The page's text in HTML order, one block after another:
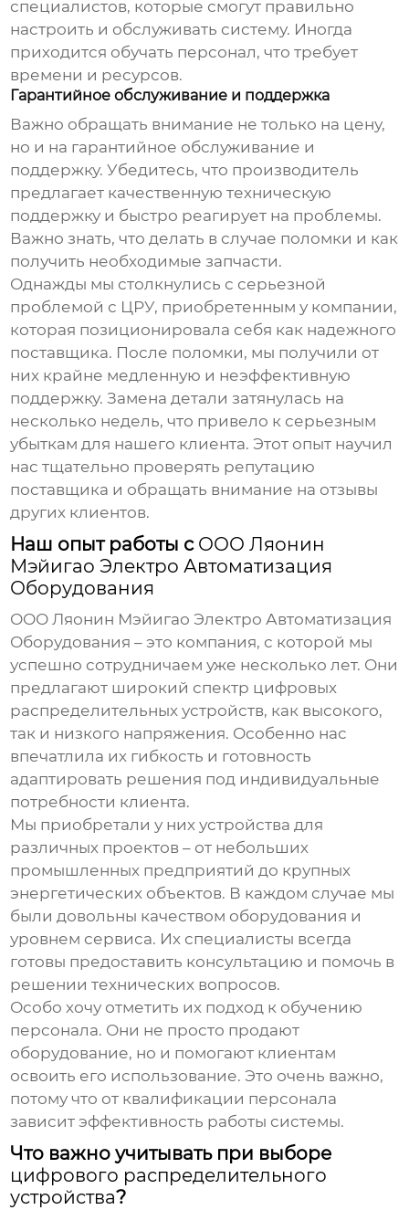
специалистов, которые смогут правильно
настроить и обслуживать систему. Иногда
приходится обучать персонал, что требует
времени и ресурсов.
Гарантийное обслуживание и поддержка
Важно обращать внимание не только на цену,
но и на гарантийное обслуживание и
поддержку. Убедитесь, что производитель
предлагает качественную техническую
поддержку и быстро реагирует на проблемы.
Важно знать, что делать в случае поломки и как
получить необходимые запчасти.
Однажды мы столкнулись с серьезной
проблемой с ЦРУ, приобретенным у компании,
которая позиционировала себя как надежного
поставщика. После поломки, мы получили от
них крайне медленную и неэффективную
поддержку. Замена детали затянулась на
несколько недель, что привело к серьезным
убыткам для нашего клиента. Этот опыт научил
нас тщательно проверять репутацию
поставщика и обращать внимание на отзывы
других клиентов.
Наш опыт работы с ООО Ляонин
Мэйигао Электро Автоматизация
Оборудования
ООО Ляонин Мэйигао Электро Автоматизация
Оборудования – это компания, с которой мы
успешно сотрудничаем уже несколько лет. Они
предлагают широкий спектр цифровых
распределительных устройств, как высокого,
так и низкого напряжения. Особенно нас
впечатлила их гибкость и готовность
адаптировать решения под индивидуальные
потребности клиента.
Мы приобретали у них устройства для
различных проектов – от небольших
промышленных предприятий до крупных
энергетических объектов. В каждом случае мы
были довольны качеством оборудования и
уровнем сервиса. Их специалисты всегда
готовы предоставить консультацию и помочь в
решении технических вопросов.
Особо хочу отметить их подход к обучению
персонала. Они не просто продают
оборудование, но и помогают клиентам
освоить его использование. Это очень важно,
потому что от квалификации персонала
зависит эффективность работы системы.
Что важно учитывать при выборе
цифрового распределительного
устройства?